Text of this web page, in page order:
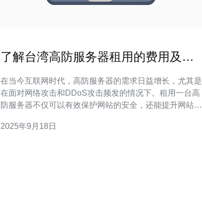
了解台湾高防服务器租用的费用及市
在当今互联网时代，高防服务器的需求日益增长，尤其是
在面对网络攻击和DDoS攻击频发的情况下。租用一台高
防服务器不仅可以有效保护网站的安全，还能提升网站的
用费用及市场行情，帮助您找到最佳、最便宜的选择。 什
2025年9月18日